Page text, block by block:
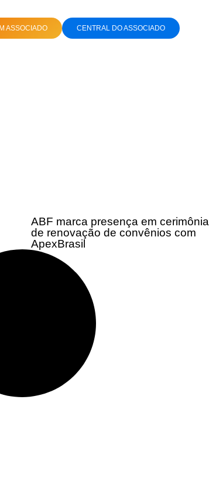
ASSOCIADO CENTRAL DO ASSOCIADO
ABF marca presença em cerimônia
de renovação de convênios com
ApexBrasil